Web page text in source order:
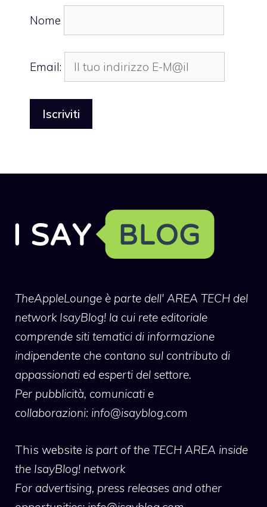
Nome
Email:
TheAppleLounge è parte dell' AREA TECH del
network IsayBlog! la cui rete editoriale
comprende siti tematici di informazione
indipendente che contano sul contributo di
appassionati ed esperti del settore.
Per pubblicità, comunicati e
collaborazioni: info@isayblog.com
This website is part of the TECH AREA inside
the IsayBlog! network
For advertising, press releases and other